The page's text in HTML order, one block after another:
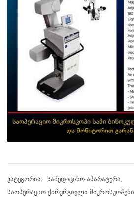
კატეგორია: სამედიცინო აპარატურა,
საოპერაციო ქირურგიული მიკროსკოპები